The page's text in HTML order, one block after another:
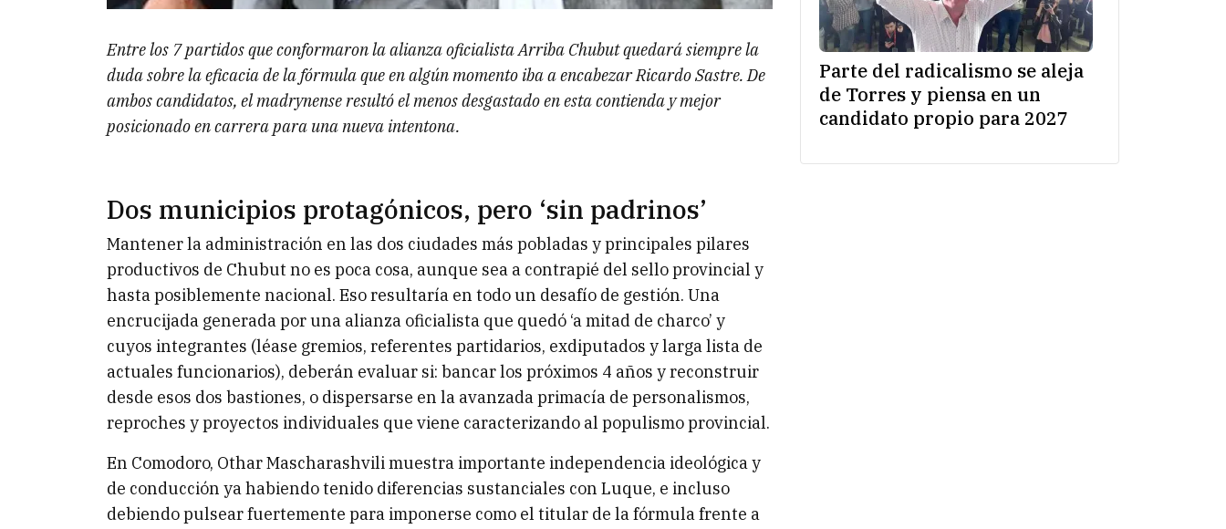
Entre los 7 partidos que conformaron la alianza oficialista Arriba Chubut quedará siempre la
duda sobre la eficacia de la fórmula que en algún momento iba a encabezar Ricardo Sastre. De
ambos candidatos, el madrynense resultó el menos desgastado en esta contienda y mejor
posicionado en carrera para una nueva intentona.
Dos municipios protagónicos, pero ‘sin padrinos’
Mantener la administración en las dos ciudades más pobladas y principales pilares
productivos de Chubut no es poca cosa, aunque sea a contrapié del sello provincial y
hasta posiblemente nacional. Eso resultaría en todo un desafío de gestión. Una
encrucijada generada por una alianza oficialista que quedó ‘a mitad de charco’ y
cuyos integrantes (léase gremios, referentes partidarios, exdiputados y larga lista de
actuales funcionarios), deberán evaluar si: bancar los próximos 4 años y reconstruir
desde esos dos bastiones, o dispersarse en la avanzada primacía de personalismos,
reproches y proyectos individuales que viene caracterizando al populismo provincial.
En Comodoro, Othar Mascharashvili muestra importante independencia ideológica y
de conducción ya habiendo tenido diferencias sustanciales con Luque, e incluso
debiendo pulsear fuertemente para imponerse como el titular de la fórmula frente a
Parte del radicalismo se aleja
de Torres y piensa en un
candidato propio para 2027